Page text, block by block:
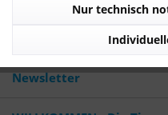
Newsletter
Nur technisch